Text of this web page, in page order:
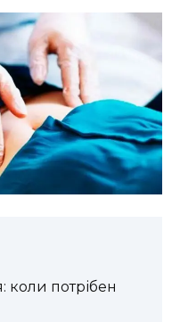
коли потрібен